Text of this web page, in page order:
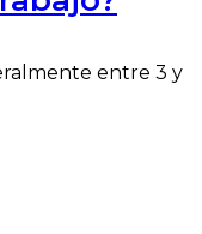
entre 3 y